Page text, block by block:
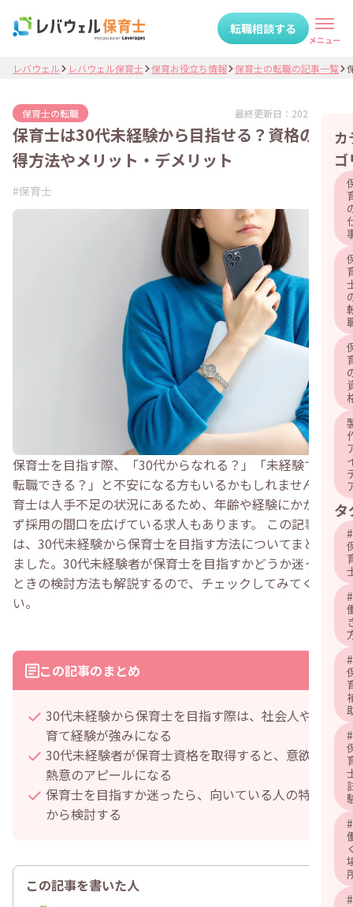
転職相談する
メニュー
カ
ゴ
タ
#
#
#
#
#
#
レバウェル レバウェル保育士 保育お役立ち情報 保育士の転職の記事一覧
保育士の転職 最終更新日： 2026.06.04
保育士は30代未経験から目指せる？資格の取
得方法やメリット・デメリット
#保育士
保育士を目指す際、「30代からなれる？」「未経験でも
転職できる？」と不安になる方もいるかもしれません。保
育士は人手不足の状況にあるため、年齢や経験にかかわら
ず採用の間口を広げている求人もあります。 この記事で
は、30代未経験から保育士を目指す方法についてまとめ
ました。30代未経験者が保育士を目指すかどうか迷った
ときの検討方法も解説するので、チェックしてみてくださ
い。
この記事のまとめ
30代未経験から保育士を目指す際は、社会人や子
育て経験が強みになる
30代未経験者が保育士資格を取得すると、意欲や
熱意のアピールになる
保育士を目指すか迷ったら、向いている人の特徴
から検討する
この記事を書いた人